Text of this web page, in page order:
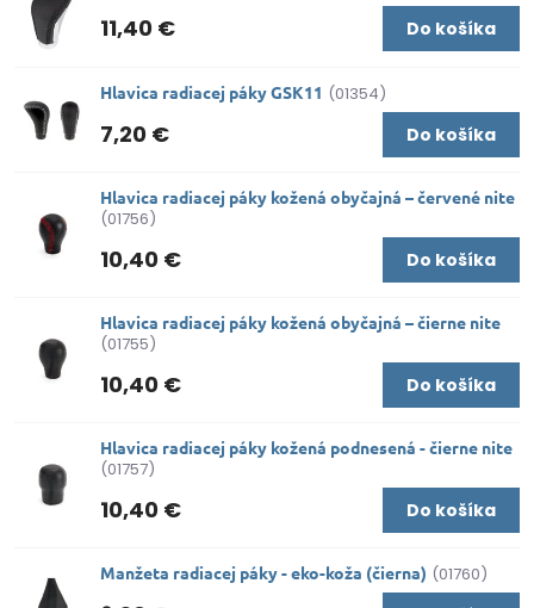
11,40 € Do košíka
Hlavica radiacej páky GSK11 (01354)
7,20 € Do košíka
Hlavica radiacej páky kožená obyčajná – červené nite
(01756)
10,40 € Do košíka
Hlavica radiacej páky kožená obyčajná – čierne nite
(01755)
10,40 € Do košíka
Hlavica radiacej páky kožená podnesená - čierne nite
(01757)
10,40 € Do košíka
Manžeta radiacej páky - eko-koža (čierna) (01760)